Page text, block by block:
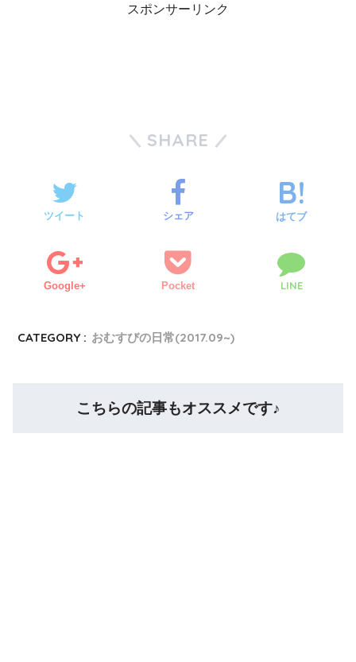
スポンサーリンク
SHARE
ツイート シェア はてブ
Google+ Pocket LINE
CATEGORY : おむすびの日常(2017.09~)
こちらの記事もオススメです♪